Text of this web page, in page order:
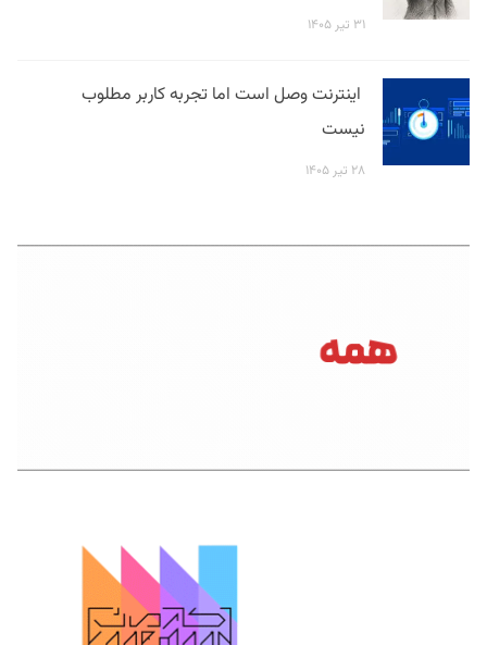
۳۱ تیر ۱۴۰۵
اینترنت وصل است اما تجربه کاربر مطلوب
نیست
۲۸ تیر ۱۴۰۵